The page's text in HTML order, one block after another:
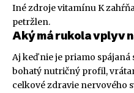
Iné zdroje vitamínu K
petržlen.
Aký má rukola vplyv
Aj keď nie je priamo spájaná
bohatý nutričný profil,
celkové zdravie nervového